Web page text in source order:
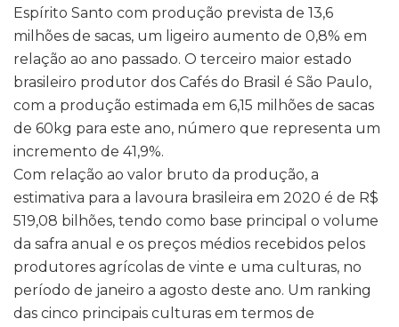
Espírito Santo com produção prevista de 13,6
milhões de sacas, um ligeiro aumento de 0,8% em
relação ao ano passado. O terceiro maior estado
brasileiro produtor dos Cafés do Brasil é São Paulo,
com a produção estimada em 6,15 milhões de sacas
de 60kg para este ano, número que representa um
incremento de 41,9%.
Com relação ao valor bruto da produção, a
estimativa para a lavoura brasileira em 2020 é de R$
519,08 bilhões, tendo como base principal o volume
da safra anual e os preços médios recebidos pelos
produtores agrícolas de vinte e uma culturas, no
período de janeiro a agosto deste ano. Um ranking
das cinco principais culturas em termos de